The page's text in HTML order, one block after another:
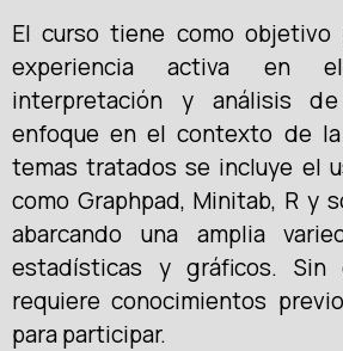
El curso tiene como objetivo
experiencia activa en
interpretación y análisis
enfoque en el contexto de
temas tratados se incluye el
como Graphpad, Minitab, R y
abarcando una amplia
estadísticas y gráficos. Sin
requiere conocimientos
para participar.